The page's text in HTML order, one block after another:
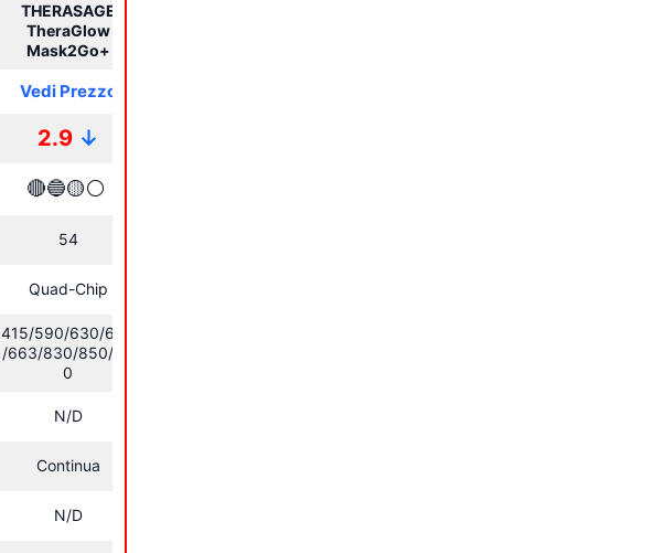
THERASAGE
TheraGlow
Mask2Go+
Vedi Prezzo
2.9 ↓
🔴🔵🟡⚪
54
Quad-Chip
415/590/630/660
/663/830/850/88
0
N/D
Continua
N/D